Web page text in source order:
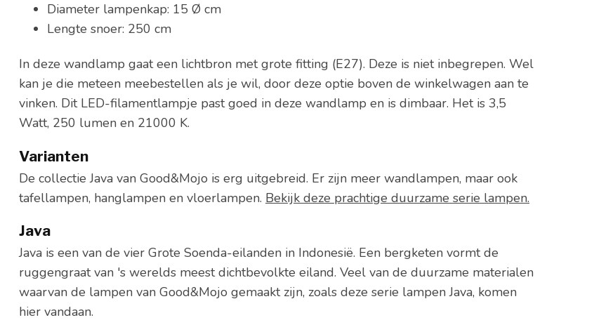
Diameter lampenkap: 15 Ø cm
Lengte snoer: 250 cm
In deze wandlamp gaat een lichtbron met grote fitting (E27). Deze is niet inbegrepen. Wel
kan je die meteen meebestellen als je wil, door deze optie boven de winkelwagen aan te
vinken. Dit LED-filamentlampje past goed in deze wandlamp en is dimbaar. Het is 3,5
Watt, 250 lumen en 21000 K.
Varianten
De collectie Java van Good&Mojo is erg uitgebreid. Er zijn meer wandlampen, maar ook
tafellampen, hanglampen en vloerlampen. Bekijk deze prachtige duurzame serie lampen.
Java
Java is een van de vier Grote Soenda-eilanden in Indonesië. Een bergketen vormt de
ruggengraat van 's werelds meest dichtbevolkte eiland. Veel van de duurzame materialen
waarvan de lampen van Good&Mojo gemaakt zijn, zoals deze serie lampen Java, komen
hier vandaan.